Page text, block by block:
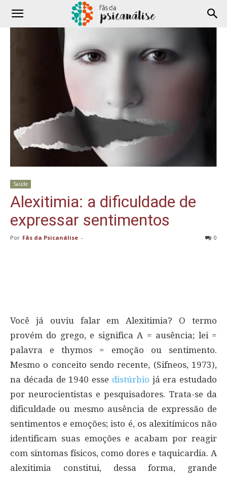
Saúde
Alexitimia: a dificuldade de
expressar sentimentos
Por Fãs da Psicanálise - 0
Você já ouviu falar em Alexitimia? O termo
provém do grego, e significa A = ausência; lei =
palavra e thymos = emoção ou sentimento.
Mesmo o conceito sendo recente, (Sifneos, 1973),
na década de 1940 esse distúrbio já era estudado
por neurocientistas e pesquisadores. Trata-se da
dificuldade ou mesmo ausência de expressão de
sentimentos e emoções; isto é, os alexitímicos não
identificam suas emoções e acabam por reagir
com sintomas físicos, como dores e taquicardia. A
alexitimia constitui, dessa forma, grande